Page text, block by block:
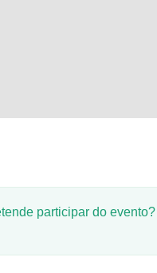
participar do evento?